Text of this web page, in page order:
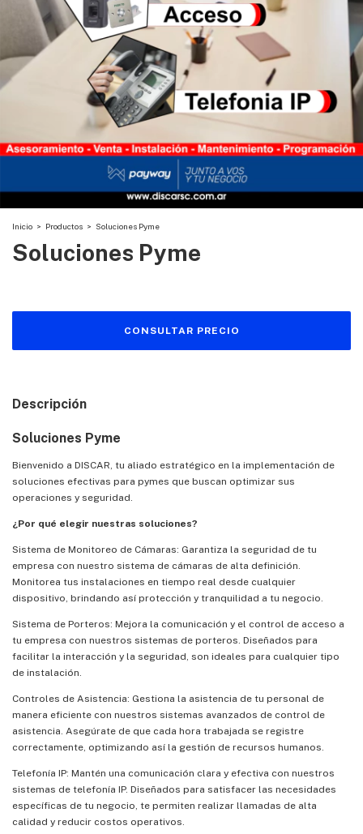
Inicio > Productos > Soluciones Pyme
Soluciones Pyme
Descripción
Soluciones Pyme
Bienvenido a DISCAR, tu aliado estratégico en la implementación de
soluciones efectivas para pymes que buscan optimizar sus
operaciones y seguridad.
¿Por qué elegir nuestras soluciones?
Sistema de Monitoreo de Cámaras: Garantiza la seguridad de tu
empresa con nuestro sistema de cámaras de alta definición.
Monitorea tus instalaciones en tiempo real desde cualquier
dispositivo, brindando así protección y tranquilidad a tu negocio.
Sistema de Porteros: Mejora la comunicación y el control de acceso a
tu empresa con nuestros sistemas de porteros. Diseñados para
facilitar la interacción y la seguridad, son ideales para cualquier tipo
de instalación.
Controles de Asistencia: Gestiona la asistencia de tu personal de
manera eficiente con nuestros sistemas avanzados de control de
asistencia. Asegúrate de que cada hora trabajada se registre
correctamente, optimizando así la gestión de recursos humanos.
Telefonía IP: Mantén una comunicación clara y efectiva con nuestros
sistemas de telefonía IP. Diseñados para satisfacer las necesidades
específicas de tu negocio, te permiten realizar llamadas de alta
calidad y reducir costos operativos.